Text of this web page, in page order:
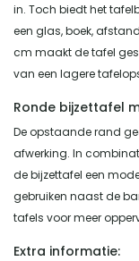
in. Toch biedt het
een glas, boek,
cm maakt de tafel
van een lagere
Ronde bijzettafel
De opstaande rand
afwerking. In
de bijzettafel een
gebruiken naast de
tafels voor meer
Extra informatie: